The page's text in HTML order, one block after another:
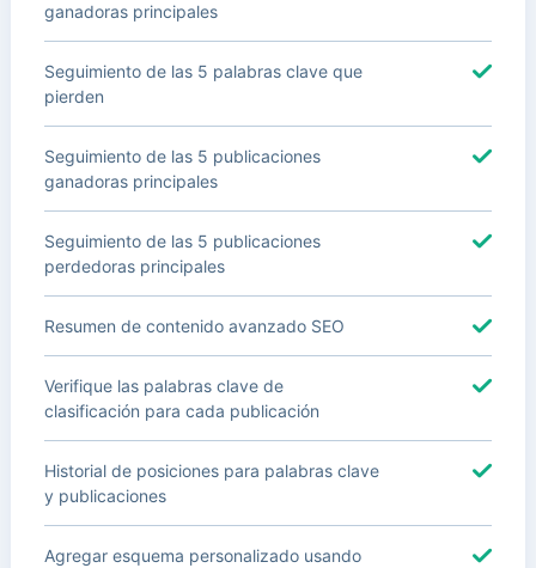
ganadoras principales
Seguimiento de las 5 palabras clave que
pierden
Seguimiento de las 5 publicaciones
ganadoras principales
Seguimiento de las 5 publicaciones
perdedoras principales
Resumen de contenido avanzado SEO
Verifique las palabras clave de
clasificación para cada publicación
Historial de posiciones para palabras clave
y publicaciones
Agregar esquema personalizado usando